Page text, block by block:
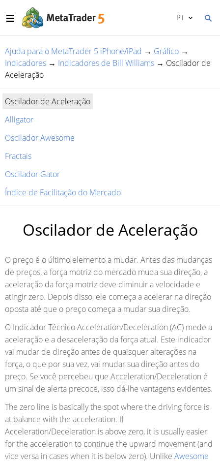
PT
Ajuda para o MetaTrader 5 iPhone/iPad → Gráfico →
Indicadores → Indicadores de Bill Williams → Oscilador de
Aceleração
Oscilador de Aceleração
Alligator
Oscilador Awesome
Fractais
Oscilador Gator
Índice de Facilitação do Mercado
Oscilador de Aceleração
O preço é o último elemento a mudar. Antes das mudanças
de preços, a força motriz do mercado muda sua direção, a
aceleração da força motriz deve diminuir a velocidade e
atingir zero. Depois disso, ele começa a acelerar na direção
oposta até que o preço começa a mudar sua direção.
O Indicador Técnico Acceleration/Deceleration (AC) mede a
aceleração e a desaceleração da força atual. Este indicador
vai mudar de direção antes de quaisquer alterações na
força, o que por sua vez, vai mudar sua direção antes do
preço. Se você percebeu que Acceleration/Deceleration é
um sinal de alerta precoce, isso dá-lhe vantagens evidentes.
The zero line is basically the spot where the driving force is
at balance with the acceleration. If
Acceleration/Deceleration is above zero, it is usually easier
for the acceleration to continue the upward movement (and
vice versa in cases when it is below zero). Unlike Awesome